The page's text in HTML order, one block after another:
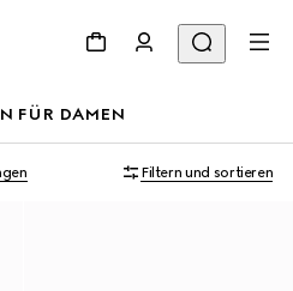
FÜR DAMEN
Filtern und sortieren